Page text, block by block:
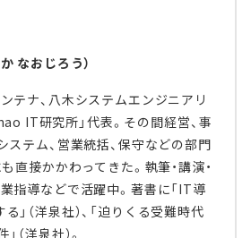
なおじろう）
テナ、八木システムエンジニアリ
IT研究所」代表。その間経営、事
ステム、営業統括、保守などの部門
直接かかわってきた。執筆・講演・
指導などで活躍中。著書に「IT導
」（洋泉社）、「迫りくる受難時代
（洋泉社）。